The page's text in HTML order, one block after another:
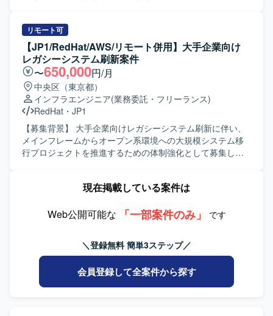
たデータ転送および監視運用の設計・導入経験を積むこと
ができ、今後のキャリア形成においても有用な実績となり
ます。 【開発環境】 AWS、Red Hat Linux、Openframe、
HULFT8/10、SMAIL、JP1/AJS、IM3、OpenMagic、
Tiberoなどを利用しております。
ます。具体的には、テスト計画書の作成、関係者との調整
や進捗管理、顧客への説明書作成、その他関連業務を実施
していただきます。インフラ基盤、ミドルウェア、運用設
計の3つの専門チームと連携しながら、JP1/IM3への監視運
用切り替えに伴うテスト関連業務を推進していただきま
す。 【求める人物像】 関係者と円滑にコミュニケーション
を取りながら業務を進めていただける方を求めておりま
す。ドキュメント作成を丁寧かつ正確に行い、自ら課題を
整理しながら主体的にテスト計画や進捗管理に取り組んで
いただける方が望ましいです。 【ポジションの魅力】 大規
模なメインフレームからオープン系への移行プロジェクト
きます。JP1/IM3を用いた新たな監視運用への切り替えに携
を高めていただけます。 【開発環境】 AWS、Red Hat
リモート可
【JP1/RedHat/AWS/リモート併用】大手企業向け
レガシーシステム刷新案件
〜650,000円/月
中央区（東京都）
インフラエンジニア(業務委託・フリーランス)
RedHat ・ JP1
【募集背景】 大手企業向けレガシーシステム刷新に伴い、
メインフレームからオープン系環境への大規模システム移
行プロジェクトを推進するための体制強化として募集して
いただきます。インフラ基盤、ミドルウェア、運用設計の
り替えに関する設計・構築、顧客向け方式説明書の作成、
大規模なシステム移行プロジェクトにおいて主体的に業務
を推進いただける方を求めております。顧客とのコミュニ
ケーションを円滑に行いながら、ドキュメント作成や設計
内容の説明を丁寧に行っていただける方を歓迎いたしま
す。 【ポジションの魅力】 メインフレームからオープン系
現在掲載している案件は
Web公開可能な
「一部案件のみ」 です
＼登録無料 簡単3ステップ／
会員登録して全案件から探す